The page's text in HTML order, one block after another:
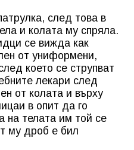
след това в
и колата му спряла.
се вижда как
от униформени,
което се струпват
лекари след
от колата и върху
в опит да го
на телата им той се
му дроб е бил